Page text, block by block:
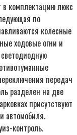
в комплектацию люкс
по
колесные
ходовые огни и
передач
разделен на две
присутствуют
автомобиля.
контроль.